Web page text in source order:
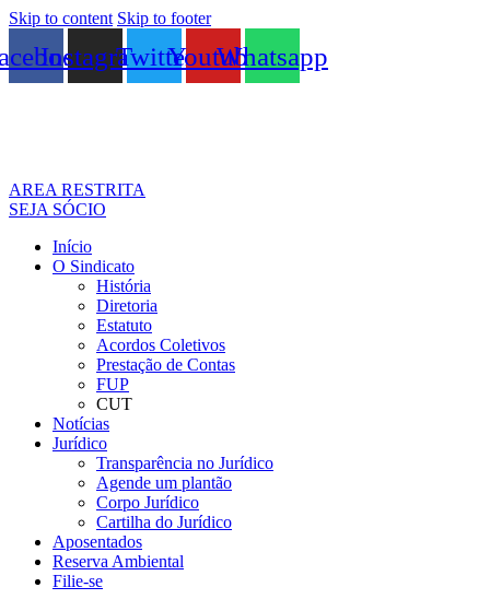
Skip to content Skip to footer
InstagramTwitterYoutubeWhatsapp
AREA RESTRITA
SEJA SÓCIO
Início
O Sindicato
História
Diretoria
Estatuto
Acordos Coletivos
Prestação de Contas
FUP
CUT
Notícias
Jurídico
Transparência no Jurídico
Agende um plantão
Corpo Jurídico
Cartilha do Jurídico
Aposentados
Reserva Ambiental
Filie-se